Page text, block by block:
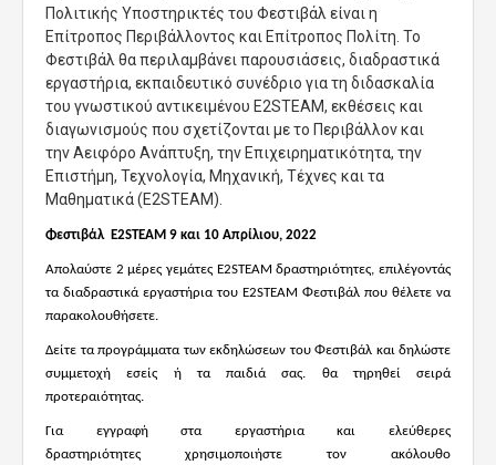
Πολιτικής Υποστηρικτές του Φεστιβάλ είναι η
Επίτροπος Περιβάλλοντος και Επίτροπος Πολίτη. Το
Φεστιβάλ θα περιλαμβάνει παρουσιάσεις, διαδραστικά
εργαστήρια, εκπαιδευτικό συνέδριο για τη διδασκαλία
του γνωστικού αντικειμένου E2STEAM, εκθέσεις και
διαγωνισμούς που σχετίζονται με το Περιβάλλον και
την Αειφόρο Ανάπτυξη, την Επιχειρηματικότητα, την
Επιστήμη, Τεχνολογία, Μηχανική, Τέχνες και τα
Μαθηματικά (Ε2STEAM).
Φεστιβάλ E2STEAM 9 και 10 Απρίλιου, 2022
Απολαύστε 2 μέρες γεμάτες E2STEAMδραστηριότητες, επιλέγοντάς
τα διαδραστικά εργαστήρια του E2STEAM Φεστιβάλ που θέλετε να
παρακολουθήσετε.
Δείτε ταπρογράμματα των εκδηλώσεων του Φεστιβάλ και δηλώστε
συμμετοχή εσείς ή τα παιδιά σας. θα τηρηθεί σειρά
προτεραιότητας.
Για εγγραφή στα εργαστήρια και ελεύθερες
δραστηριότητες χρησιμοποιήστε τον ακόλουθο